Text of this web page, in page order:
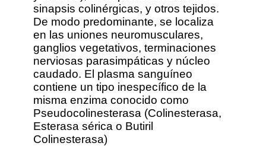
sinapsis colinérgicas, y otros tejidos.
De modo predominante, se localiza
en las uniones neuromusculares,
ganglios vegetativos, terminaciones
nerviosas parasimpáticas y núcleo
caudado. El plasma sanguíneo
contiene un tipo inespecífico de la
misma enzima conocido como
Pseudocolinesterasa (Colinesterasa,
Esterasa sérica o Butiril
Colinesterasa)